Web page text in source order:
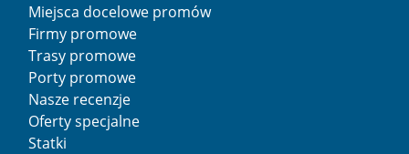
Miejsca docelowe promów
Firmy promowe
Trasy promowe
Porty promowe
Nasze recenzje
Oferty specjalne
Statki